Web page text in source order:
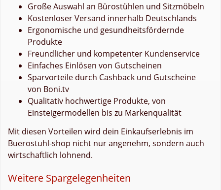
Große Auswahl an Bürostühlen und Sitzmöbeln
Kostenloser Versand innerhalb Deutschlands
Ergonomische und gesundheitsfördernde
Produkte
Freundlicher und kompetenter Kundenservice
Einfaches Einlösen von Gutscheinen
Sparvorteile durch Cashback und Gutscheine
von Boni.tv
Qualitativ hochwertige Produkte, von
Einsteigermodellen bis zu Markenqualität
Mit diesen Vorteilen wird dein Einkaufserlebnis im
Buerostuhl-shop nicht nur angenehm, sondern auch
wirtschaftlich lohnend.
Weitere Spargelegenheiten